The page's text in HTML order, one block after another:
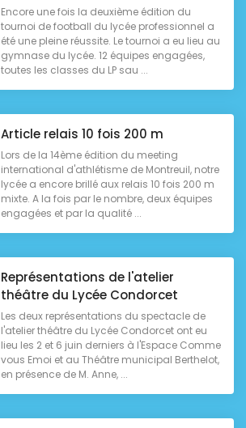
Encore une fois la deuxième édition du
tournoi de football du lycée professionnel a
été une pleine réussite. Le tournoi a eu lieu au
gymnase du lycée. 12 équipes engagées,
toutes les classes du LP sau ...
Article relais 10 fois 200 m
Lors de la 14ème édition du meeting
international d'athlétisme de Montreuil, notre
lycée a encore brillé aux relais 10 fois 200 m
mixte. A la fois par le nombre, deux équipes
engagées et par la qualité ...
Représentations de l'atelier
théâtre du Lycée Condorcet
Les deux représentations du spectacle de
l'atelier théâtre du Lycée Condorcet ont eu
lieu les 2 et 6 juin derniers à l'Espace Comme
vous Emoi et au Théâtre municipal Berthelot,
en présence de M. Anne, ...